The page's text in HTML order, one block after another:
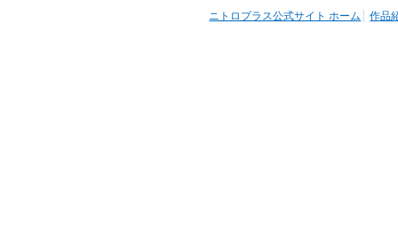
ニトロプラス公式サイト ホーム 作品